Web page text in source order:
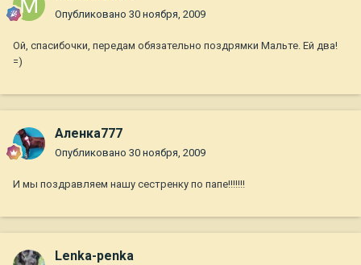
Опубликовано 30 ноября, 2009
Ой, спасибочки, передам обязательно поздрямки Мальте. Ей два!
=)
Аленка777
Опубликовано 30 ноября, 2009
И мы поздравляем нашу сестренку по папе!!!!!!!
Lenka-penka